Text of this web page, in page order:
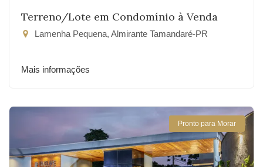
Terreno/Lote em Condomínio à Venda
Lamenha Pequena, Almirante Tamandaré-PR
Mais informações
Pronto para Morar